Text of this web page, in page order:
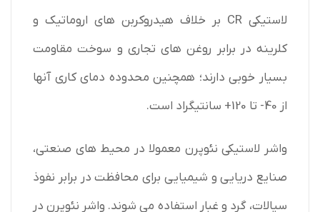
لاستیکی CR بر خلاف هیدروکربن های اروماتیک و
کلرینه در برابر روغن های تجاری و سوخت مقاومت
بسیار خوبی دارند؛ همچنین محدوده دمای کاری آنها
از 40- تا 120+ سانتیگراد است.
واشر لاستیکی نئوپرن معمولا در محیط های صنعتی،
صنایع دریایی و شیمیایی برای محافظت در برابر نفوذ
سیالات، گرد و غبار استفاده می شوند. واشر نئوپرن در